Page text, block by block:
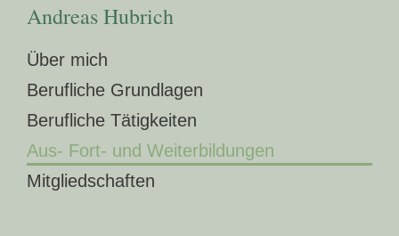
Andreas Hubrich
Über mich
Berufliche Grundlagen
Berufliche Tätigkeiten
Aus- Fort- und Weiterbildungen
Mitgliedschaften